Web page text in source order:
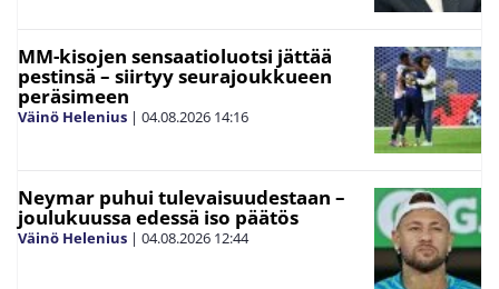
MM-kisojen sensaatioluotsi jättää
pestinsä – siirtyy seurajoukkueen
peräsimeen
Väinö Helenius | 04.08.2026 14:16
Neymar puhui tulevaisuudestaan –
joulukuussa edessä iso päätös
Väinö Helenius | 04.08.2026 12:44